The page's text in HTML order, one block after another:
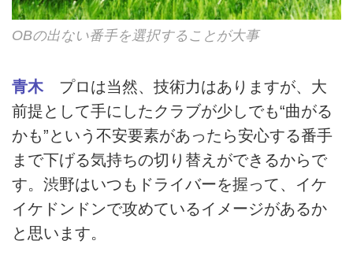
OBの出ない番手を選択することが大事
青木 プロは当然、技術力はありますが、大
前提として手にしたクラブが少しでも“曲がる
かも”という不安要素があったら安心する番手
まで下げる気持ちの切り替えができるからで
す。渋野はいつもドライバーを握って、イケ
イケドンドンで攻めているイメージがあるか
と思います。